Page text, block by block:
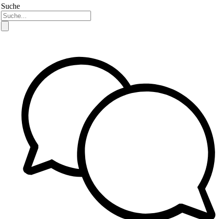
Suche